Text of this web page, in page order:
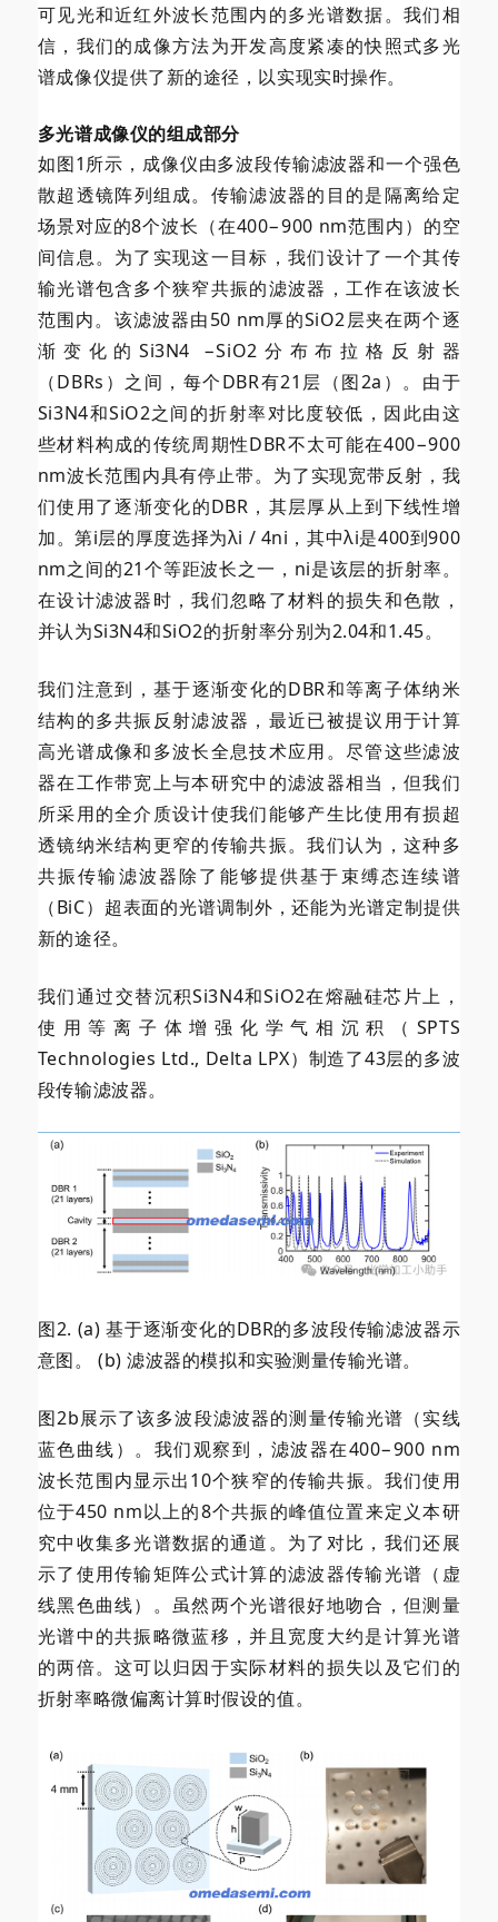
可见光和近红外波长范围内的多光谱数据。我们相
信，我们的成像方法为开发高度紧凑的快照式多光
谱成像仪提供了新的途径，以实现实时操作。
多光谱成像仪的组成部分
如图1所示，成像仪由多波段传输滤波器和一个强色
散超透镜阵列组成。传输滤波器的目的是隔离给定
场景对应的8个波长（在400−900 nm范围内）的空
间信息。为了实现这一目标，我们设计了一个其传
输光谱包含多个狭窄共振的滤波器，工作在该波长
范围内。该滤波器由50 nm厚的SiO2层夹在两个逐
渐变化的Si3N4
−SiO2分布布拉格反射器
（DBRs）之间，每个DBR有21层（图2a）。由于
Si3N4和SiO2之间的折射率对比度较低，因此由这
些材料构成的传统周期性DBR不太可能在400−900
nm波长范围内具有停止带。为了实现宽带反射，我
们使用了逐渐变化的DBR，其层厚从上到下线性增
加。第i层的厚度选择为λi / 4ni，其中λi是400到900
nm之间的21个等距波长之一，ni是该层的折射率。
在设计滤波器时，我们忽略了材料的损失和色散，
并认为Si3N4和SiO2的折射率分别为2.04和1.45。
我们注意到，基于逐渐变化的DBR和等离子体纳米
结构的多共振反射滤波器，最近已被提议用于计算
高光谱成像和多波长全息技术应用。尽管这些滤波
器在工作带宽上与本研究中的滤波器相当，但我们
所采用的全介质设计使我们能够产生比使用有损超
透镜纳米结构更窄的传输共振。我们认为，这种多
共振传输滤波器除了能够提供基于束缚态连续谱
（BiC）超表面的光谱调制外，还能为光谱定制提供
新的途径。
我们通过交替沉积Si3N4和SiO2在熔融硅芯片上，
使用等离子体增强化学气相沉积（SPTS
Technologies Ltd., Delta LPX）制造了43层的多波
段传输滤波器。
图2. (a) 基于逐渐变化的DBR的多波段传输滤波器示
意图。 (b) 滤波器的模拟和实验测量传输光谱。
图2b展示了该多波段滤波器的测量传输光谱（实线
蓝色曲线）。我们观察到，滤波器在400−900 nm
波长范围内显示出10个狭窄的传输共振。我们使用
位于450 nm以上的8个共振的峰值位置来定义本研
究中收集多光谱数据的通道。为了对比，我们还展
示了使用传输矩阵公式计算的滤波器传输光谱（虚
线黑色曲线）。虽然两个光谱很好地吻合，但测量
光谱中的共振略微蓝移，并且宽度大约是计算光谱
的两倍。这可以归因于实际材料的损失以及它们的
折射率略微偏离计算时假设的值。